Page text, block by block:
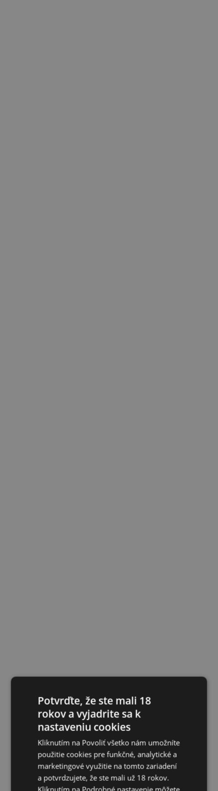
Potvrďte, že ste mali 18
rokov a vyjadrite sa k
nastaveniu cookies
Kliknutím na Povoliť všetko nám umožníte
použitie cookies pre funkčné, analytické a
marketingové využitie na tomto zariadení
a potvrdzujete, že ste mali už 18 rokov.